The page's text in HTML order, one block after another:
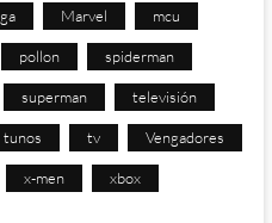
Marvel mcu
pollon spiderman
superman televisión
tunos tv Vengadores
x-men xbox